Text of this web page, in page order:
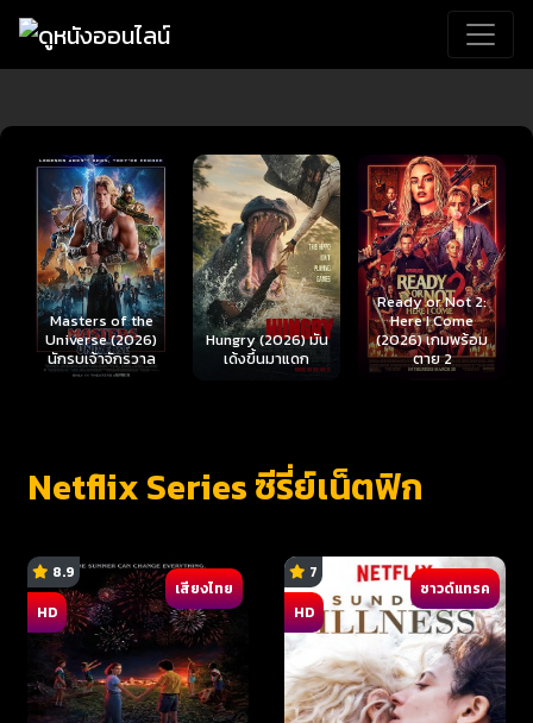
Hungry (2026) มัน
เด้งขึ้นมาแดก
Ready or Not 2:
Here I Come
(2026) เกมพร้อม
ตาย 2
Scary Movie 6
(2026) ยำหนังจี้ 6
Netflix Series ซีรี่ย์เน็ตฟิก
8.9
HD
เสียงไทย
7
HD
ซาวด์แทรค